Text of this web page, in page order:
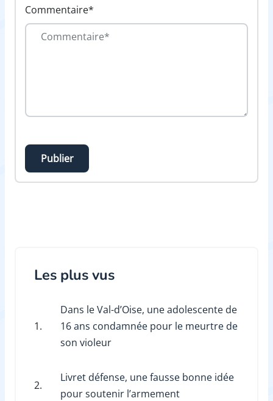
Commentaire*
Publier
Les plus vus
1.
Dans le Val-d’Oise, une adolescente de
16 ans condamnée pour le meurtre de
son violeur
2.
Livret défense, une fausse bonne idée
pour soutenir l’armement